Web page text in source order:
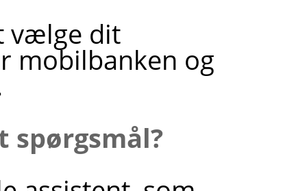
vælge dit
mobilbanken og
spørgsmål?